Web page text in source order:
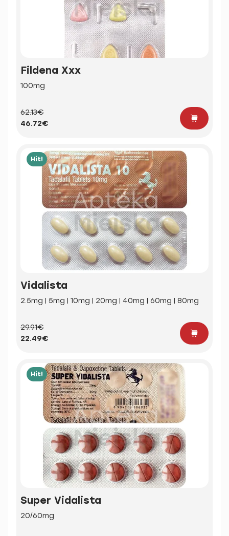
Fildena Xxx
100mg
62.13€
46.72€
Hit!
Vidalista
2.5mg | 5mg | 10mg | 20mg | 40mg | 60mg | 80mg
29.91€
22.49€
Hit!
Super Vidalista
20/60mg